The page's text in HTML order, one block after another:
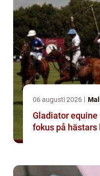
06 augusti 2026
Gladiator
fokus på